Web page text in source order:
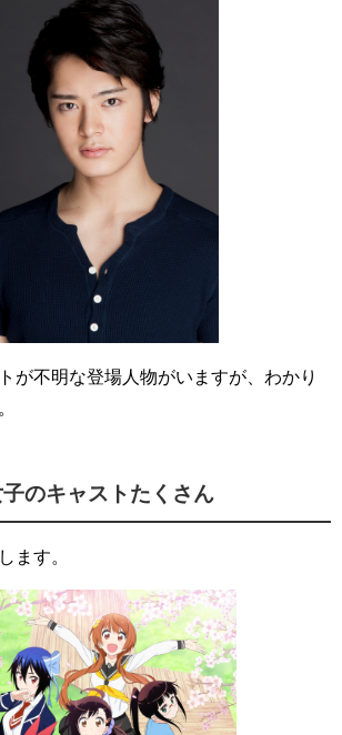
が不明な登場人物がいますが、わかり
のキャストたくさん
ます。